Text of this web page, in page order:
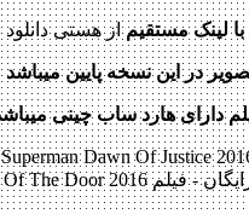
لینک مستقیماز هستی دانلود »
در این نسخه پایین میباشد
دارای هارد ساب چینی میباشد